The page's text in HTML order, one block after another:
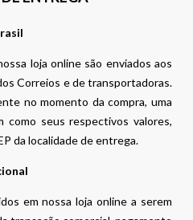
loja online são enviados aos
Correios e de transportadoras.
no momento da compra, uma
como seus respectivos valores,
da localidade de entrega.
em nossa loja online a serem